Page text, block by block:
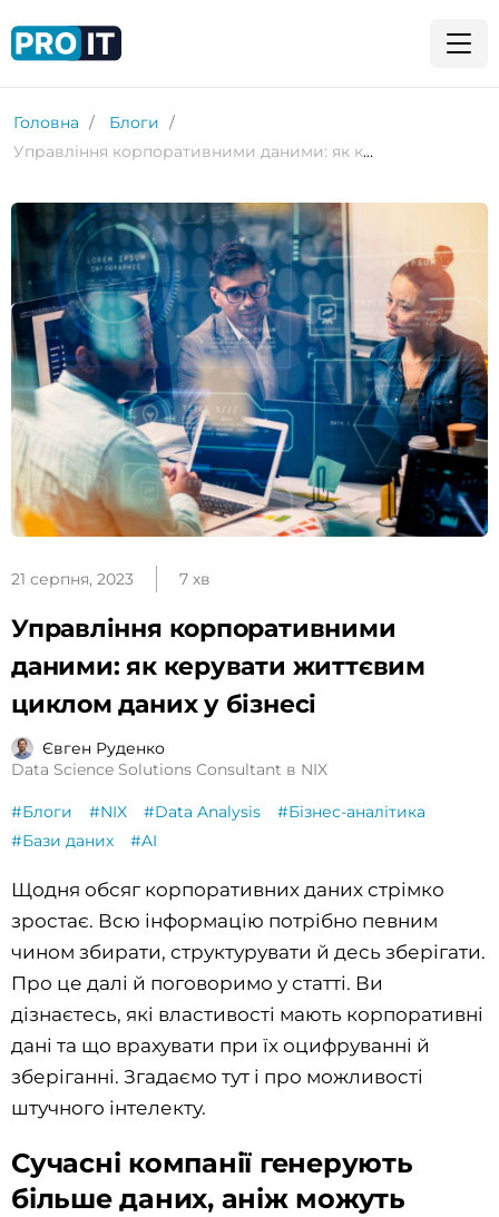
Головна
Блоги
Управління корпоративними даними: як керувати життєвим циклом даних у бізнесі
21 серпня, 2023 7 хв
Управління корпоративними
даними: як керувати життєвим
циклом даних у бізнесі
Євген Руденко
Data Science Solutions Consultant в NIX
#Блоги #NIX #Data Analysis
#Бізнес-аналітика
#Бази даних
#AI
Щодня обсяг корпоративних даних стрімко
зростає. Всю інформацію потрібно певним
чином збирати, структурувати й десь зберігати.
Про це далі й поговоримо у статті. Ви
дізнаєтесь, які властивості мають корпоративні
дані та що врахувати при їх оцифруванні й
зберіганні. Згадаємо тут і про можливості
штучного інтелекту.
Сучасні компанії генерують
більше даних, аніж можуть